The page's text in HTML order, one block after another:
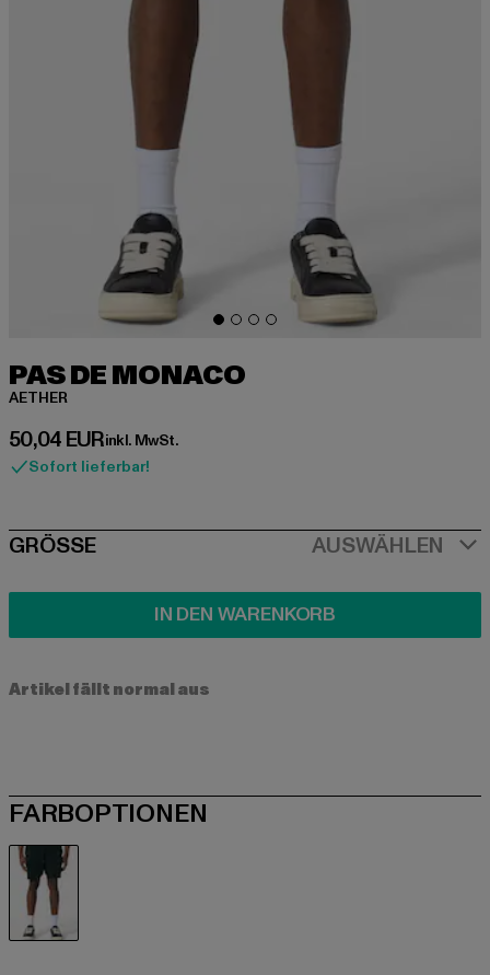
PAS DE MONACO
AETHER
50,04 EUR
Derzeitiger Preis: 50,04 EUR
inkl. MwSt.
Sofort lieferbar!
SIZE
GRÖSSE AUSWÄHLEN
IN DEN WARENKORB
Artikel fällt normal aus
FARBOPTIONEN